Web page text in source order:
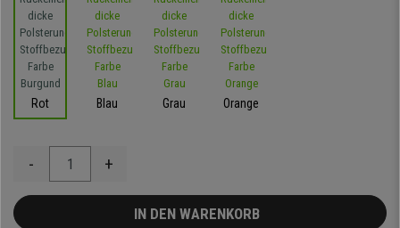
Rot Blau Grau Orange
- +
IN DEN WARENKORB